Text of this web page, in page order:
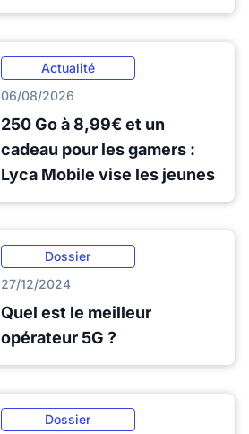
Actualité
06/08/2026
250 Go à 8,99€ et un
cadeau pour les gamers :
Lyca Mobile vise les jeunes
Dossier
27/12/2024
Quel est le meilleur
opérateur 5G ?
Dossier